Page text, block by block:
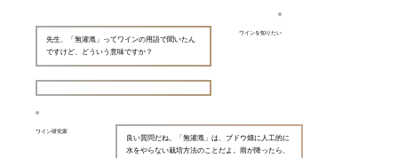
ワインを知りたい
先生、「無灌漑」ってワインの用語で聞いたん
ですけど、どういう意味ですか？
ワイン研究家
良い質問だね。「無灌漑」は、ブドウ畑に人工的に
水をやらない栽培方法のことだよ。雨が降ったら、